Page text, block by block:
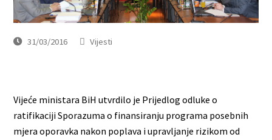
31/03/2016 Vijesti
Vijeće ministara BiH utvrdilo je Prijedlog odluke o
ratifikaciji Sporazuma o finansiranju programa posebnih
mjera oporavka nakon poplava i upravljanje rizikom od